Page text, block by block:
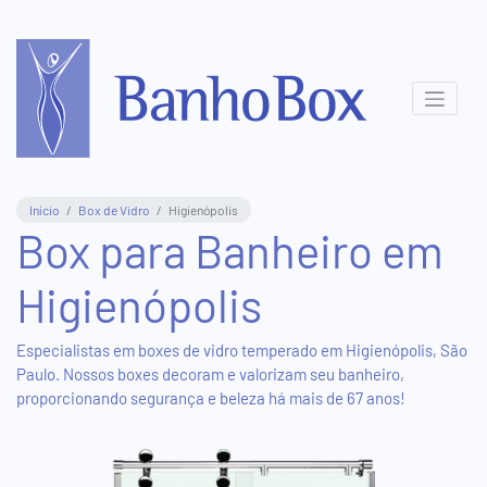
Central
Atendimento
3831-
8411
(11)
95577-
5816
Show
Início Box de Vidro Higienópolis
Box para Banheiro em
Higienópolis
Especialistas em boxes de vidro temperado em Higienópolis, São
Paulo. Nossos boxes decoram e valorizam seu banheiro,
proporcionando segurança e beleza há mais de 67 anos!